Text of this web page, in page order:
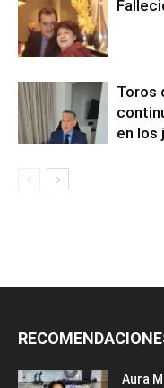
Toros
en los
Aura